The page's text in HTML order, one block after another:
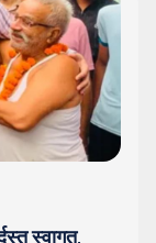
लंबा जाम